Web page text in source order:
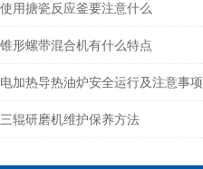
使用搪瓷反应釜要注意什么
锥形螺带混合机有什么特点
电加热导热油炉安全运行及注意事项
三辊研磨机维护保养方法